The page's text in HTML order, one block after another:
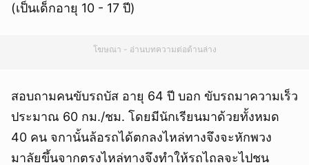
(เป็นเด็กอายุ 10 - 17 ปี)
โฆษณา - อ่านบทความต่อด้านล่าง
สอบถามคนขับรถบัส อายุ 64 ปี บอก ขับรถมาความเร็ว
ประมาณ 60 กม./ชม. โดยมีนักเรียนมาด้วยทั้งหมด
40 คน จกานั้นล้อรถได้ตกลงไหล่ทางจึงจะหักพวง
มาลัยขึ้นจากตรงไหล่ทางจึงทำให้รถไถลจะไปชน